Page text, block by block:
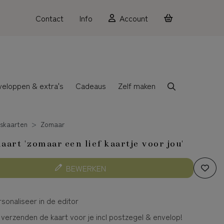
Contact Info Account
& extra's Cadeaus Zelf maken
Zomaar
'zomaar een lief kaartje voor jou'
BEWERKEN
in de editor
de kaart voor je incl postzegel & envelop!